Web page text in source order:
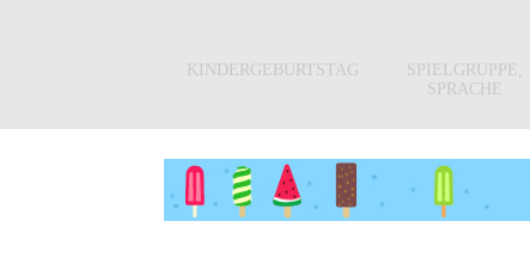
KINDERGEBURTSTAG
SPIELGRUPPE,
SPRACHE